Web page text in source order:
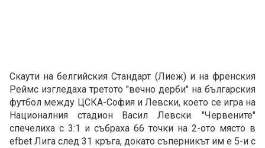
Скаути на белгийския Стандарт (Лиеж) и на френския
Реймс изгледаха третото "вечно дерби" на българския
футбол между ЦСКА-София и Левски, което се игра на
Националния стадион Васил Левски. "Червените"
спечелиха с 3:1 и събраха 66 точки на 2-ото място в
efbet Лига след 31 кръга, докато съперникът им e 5-и с